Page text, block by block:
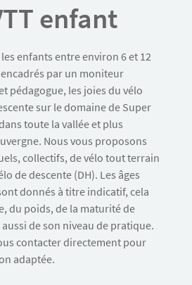
enfant
enfants entre environ 6 et 12
par un moniteur
pédagogue, les joies du vélo
sur le domaine de Super
toute la vallée et plus
Nous vous proposons
collectifs, de vélo tout terrain
de descente (DH). Les âges
donnés à titre indicatif, cela
du poids, de la maturité de
de son niveau de pratique.
contacter directement pour
adaptée.